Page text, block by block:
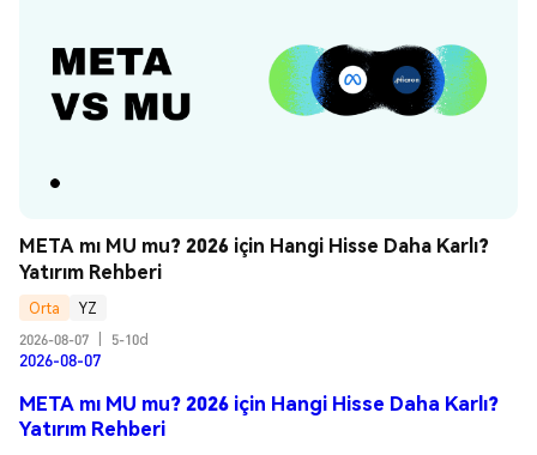
META mı MU mu? 2026 için Hangi Hisse Daha Karlı?
Yatırım Rehberi
Orta
YZ
2026-08-07
5-10d
2026-08-07
META mı MU mu? 2026 için Hangi Hisse Daha Karlı?
Yatırım Rehberi